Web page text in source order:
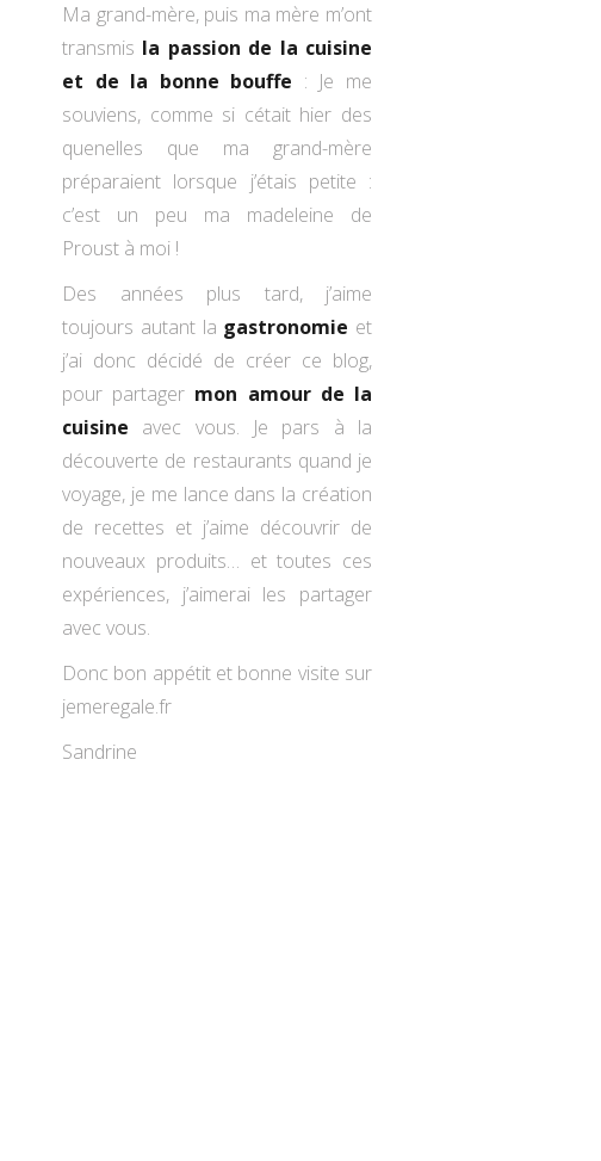
Ma grand-mère, puis ma mère m’ont
transmis la passion de la cuisine
et de la bonne bouffe : Je me
souviens, comme si cétait hier des
quenelles que ma grand-mère
préparaient lorsque j’étais petite :
c’est un peu ma madeleine de
Proust à moi !
Des années plus tard, j’aime
toujours autant la gastronomie et
j’ai donc décidé de créer ce blog,
pour partager mon amour de la
cuisine avec vous. Je pars à la
découverte de restaurants quand je
voyage, je me lance dans la création
de recettes et j’aime découvrir de
nouveaux produits… et toutes ces
expériences, j’aimerai les partager
avec vous.
Donc bon appétit et bonne visite sur
jemeregale.fr
Sandrine